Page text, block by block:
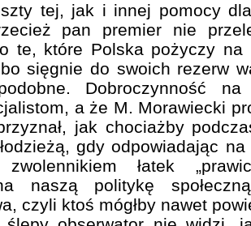
tej, jak i innej pomocy
pan premier nie
te, które Polska pożyczy na
sięgnie do swoich rezerw
Dobroczynność
a że M. Morawiecki
jak chociażby
gdy odpowiadając
łatek
naszą politykę
czyli ktoś mógłby nawet